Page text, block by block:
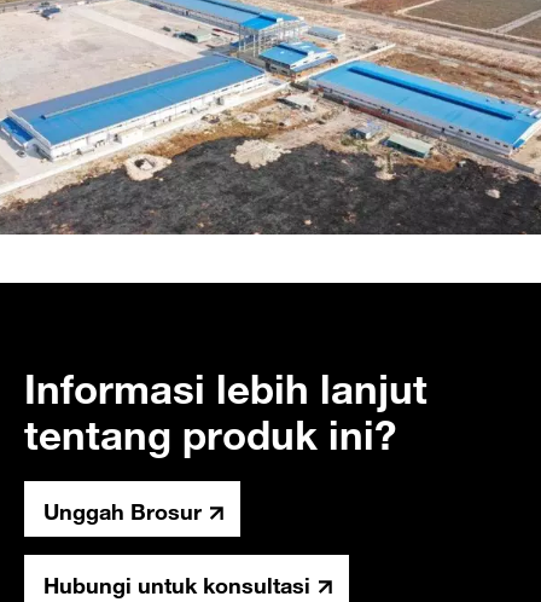
Informasi lebih lanjut
tentang produk ini?
Unggah Brosur
Hubungi untuk konsultasi